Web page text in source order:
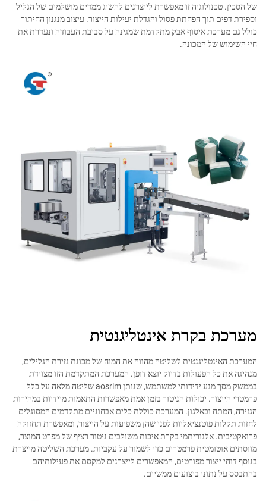
של הסכין. טכנולוגיה זו מאפשרת לייצרנים להשיג ממדים מושלמים של הגליל
וספירת דפים תוך הפחתת פסול והגדלת יעילות הייצור. עיצוב מנגנון החיתוך
כולל גם מערכת איסוף אבק מתקדמת שמגינה על סביבת העבודה ונעדרת את
חיי השימוש של המכונה.
מערכת בקרת אינטליגנטית
המערכת האינטליגנטית לשליטה מהווה את המוח של מכונת גזירת הגלילים,
מנהיגה את כל הפעולות בדיוק יוצא דופן. המערכת המתקדמת הזו מצוידת
בממשק מסך מגע ידידותי למשתמש, שנותן aosrim שליטה מלאה על כלל
פרמטרי הייצור. יכולות הניטור בזמן אמת מאפשרות התאמות מיידיות במהירות
הגזירה, המתח ובאלגון. המערכת כוללת כלים אבחוניים מתקדמים המסוגלים
לחזות תקלות פוטנציאליות לפני שהן משפיעות על הייצור, ומאפשרת תחזוקה
פרואקטיבית. אלגוריתמי בקרת איכות משולבים ניטור רציף של מפרט המוצר,
מווסתים אוטומטית פרמטרים כדי לשמור על עקביות. מערכת השליטה מייצרת
בנוסף דוחי ייצור מפורטים, המאפשרים לייצרנים למקסם את פעילותיהם
בהתבסס על נתוני ביצועים ממשיים.